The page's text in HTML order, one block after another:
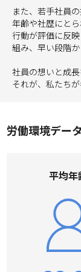
また、若手社員
年齢や社歴にと
行動が評価に反
組み、早い段階
社員の想いと成
それが、私たち
労働環境データ
平均年